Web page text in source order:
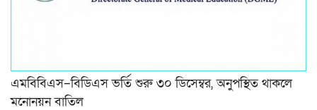
এমবিবিএস–বিডিএস ভর্তি শুরু ৩০ ডিসেম্বর, অনুপস্থিত থাকলে
মনোনয়ন বাতিল